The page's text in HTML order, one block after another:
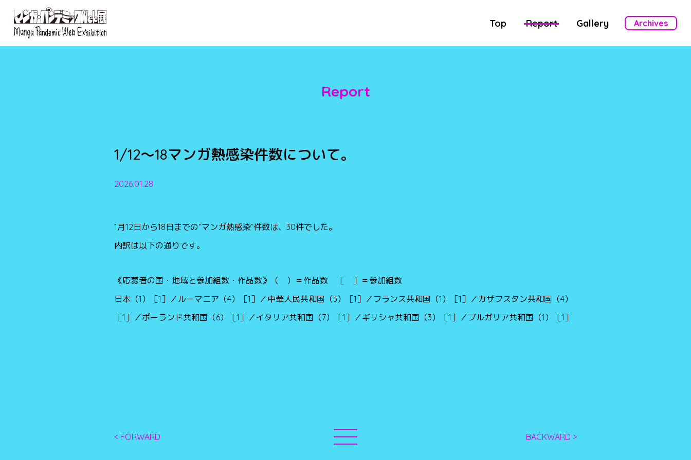
Top Report Gallery Archives
Report
1/12～18マンガ熱感染件数について。
2026.01.28
1月12日から18日までの“マンガ熱感染”件数は、30件でした。
内訳は以下の通りです。
《応募者の国・地域と参加組数・作品数》（ ）＝作品数 ［ ］＝参加組数
日本（1）［1］／ルーマニア（4）［1］／中華人民共和国（3）［1］／フランス共和国（1）［1］／カザフスタン共和国（4）
［1］／ポーランド共和国（6）［1］／イタリア共和国（7）［1］／ギリシャ共和国（3）［1］／ブルガリア共和国（1）［1］
< FORWARD BACKWARD >